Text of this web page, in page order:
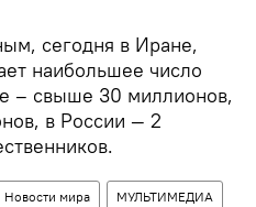
сегодня в Иране,
наибольшее число
– свыше 30 миллионов,
в России — 2
Новости мира МУЛЬТИМЕДИА